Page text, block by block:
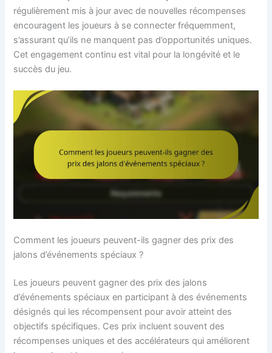
régulièrement mis à jour avec de nouvelles récompenses
encouragent les joueurs à se connecter fréquemment,
s’assurant qu’ils ne manquent pas d’opportunités uniques.
Cet engagement continu est vital pour la longévité et le
succès du jeu.
Comment les joueurs peuvent-ils gagner des prix des
jalons d’événements spéciaux ?
Les joueurs peuvent gagner des prix des jalons
d’événements spéciaux en participant à des événements
désignés qui les récompensent pour avoir atteint des
objectifs spécifiques. Ces prix incluent souvent des
récompenses uniques et des accélérateurs qui améliorent